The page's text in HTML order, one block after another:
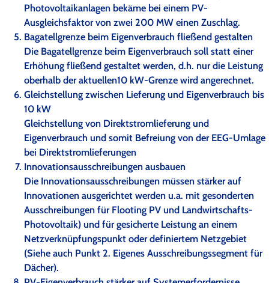
Photovoltaikanlagen bekäme bei einem PV-
Ausgleichsfaktor von zwei 200 MW einen Zuschlag.
Bagatellgrenze beim Eigenverbrauch fließend gestalten
Die Bagatellgrenze beim Eigenverbrauch soll statt einer
Erhöhung fließend gestaltet werden, d.h. nur die Leistung
oberhalb der aktuellen10 kW-Grenze wird angerechnet.
Gleichstellung zwischen Lieferung und Eigenverbrauch bis
10 kW
Gleichstellung von Direktstromlieferung und
Eigenverbrauch und somit Befreiung von der EEG-Umlage
bei Direktstromlieferungen
Innovationsausschreibungen ausbauen
Die Innovationsausschreibungen müssen stärker auf
Innovationen ausgerichtet werden u.a. mit gesonderten
Ausschreibungen für Flooting PV und Landwirtschafts-
Photovoltaik) und für gesicherte Leistung an einem
Netzverknüpfungspunkt oder definiertem Netzgebiet
(Siehe auch Punkt 2. Eigenes Ausschreibungssegment für
Dächer).